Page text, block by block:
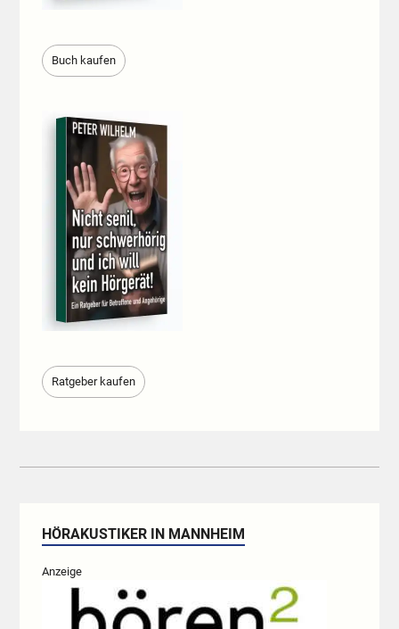
Buch kaufen
Ratgeber kaufen
HÖRAKUSTIKER IN MANNHEIM
Anzeige